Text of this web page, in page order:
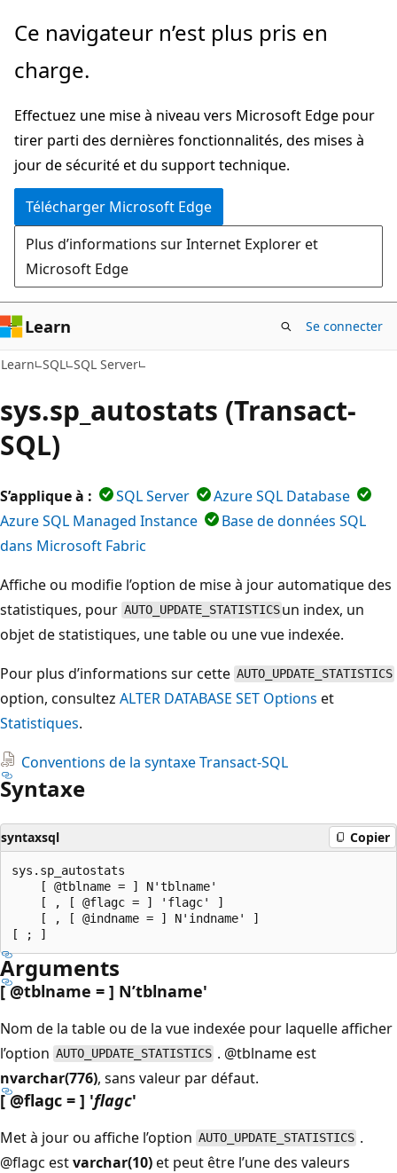
Passer
directement
au
principal
Ce navigateur n’est plus pris en
charge.
Effectuez une mise à niveau vers Microsoft Edge pour
tirer parti des dernières fonctionnalités, des mises à
jour de sécurité et du support technique.
Télécharger Microsoft Edge
Plus d’informations sur Internet Explorer et
Microsoft Edge
Learn Se connecter
Learn SQL SQL Server
sys.sp_autostats (Transact-
SQL)
S’applique à : SQL Server
Azure SQL Database
Azure SQL Managed Instance
Base de données SQL
dans Microsoft Fabric
Affiche ou modifie l’option de mise à jour automatique des
statistiques, pour AUTO_UPDATE_STATISTICS un index, un
objet de statistiques, une table ou une vue indexée.
Pour plus d’informations sur cette AUTO_UPDATE_STATISTICS
option, consultez ALTER DATABASE SET Options et
Statistiques.
Conventions de la syntaxe Transact-SQL
Syntaxe
syntaxsql Copier
sys.sp_autostats
    [ @tblname = ] N'tblname'
    [ , [ @flagc = ] 'flagc' ]
    [ , [ @indname = ] N'indname' ]
Arguments
[ @tblname = ] N’tblname'
Nom de la table ou de la vue indexée pour laquelle afficher
l’option AUTO_UPDATE_STATISTICS . @tblname est
nvarchar(776), sans valeur par défaut.
[ @flagc = ] 'flagc'
Met à jour ou affiche l’option AUTO_UPDATE_STATISTICS .
@flagc estvarchar(10)et peut être l’une des valeurs